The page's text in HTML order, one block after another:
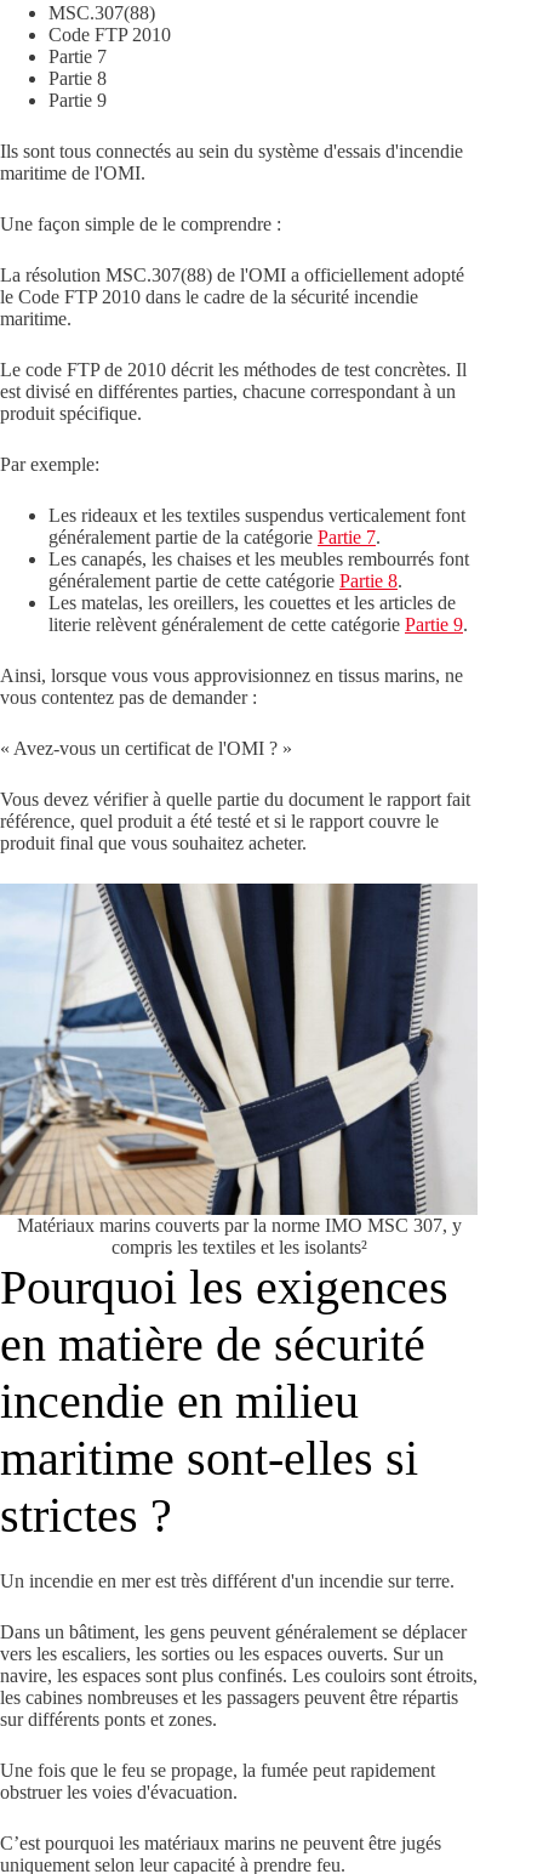
MSC.307(88)
Code FTP 2010
Partie 7
Partie 8
Partie 9
Ils sont tous connectés au sein du système d'essais d'incendie
maritime de l'OMI.
Une façon simple de le comprendre :
La résolution MSC.307(88) de l'OMI a officiellement adopté
le Code FTP 2010 dans le cadre de la sécurité incendie
maritime.
Le code FTP de 2010 décrit les méthodes de test concrètes. Il
est divisé en différentes parties, chacune correspondant à un
produit spécifique.
Par exemple:
Les rideaux et les textiles suspendus verticalement font
généralement partie de la catégorie Partie 7.
Les canapés, les chaises et les meubles rembourrés font
généralement partie de cette catégorie Partie 8.
Les matelas, les oreillers, les couettes et les articles de
literie relèvent généralement de cette catégorie Partie 9.
Ainsi, lorsque vous vous approvisionnez en tissus marins, ne
vous contentez pas de demander :
« Avez-vous un certificat de l'OMI ? »
Vous devez vérifier à quelle partie du document le rapport fait
référence, quel produit a été testé et si le rapport couvre le
produit final que vous souhaitez acheter.
Matériaux marins couverts par la norme IMO MSC 307, y
compris les textiles et les isolants²
Pourquoi les exigences
en matière de sécurité
incendie en milieu
maritime sont-elles si
strictes ?
Un incendie en mer est très différent d'un incendie sur terre.
Dans un bâtiment, les gens peuvent généralement se déplacer
vers les escaliers, les sorties ou les espaces ouverts. Sur un
navire, les espaces sont plus confinés. Les couloirs sont étroits,
les cabines nombreuses et les passagers peuvent être répartis
sur différents ponts et zones.
Une fois que le feu se propage, la fumée peut rapidement
obstruer les voies d'évacuation.
C’est pourquoi les matériaux marins ne peuvent être jugés
uniquement selon leur capacité à prendre feu.